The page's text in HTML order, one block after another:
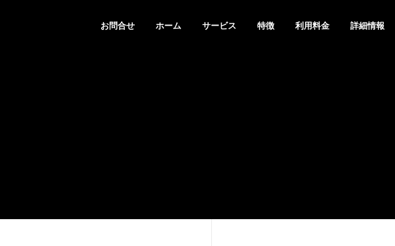
お問合せ ホーム サービス 特徴 利用料金 詳細情報